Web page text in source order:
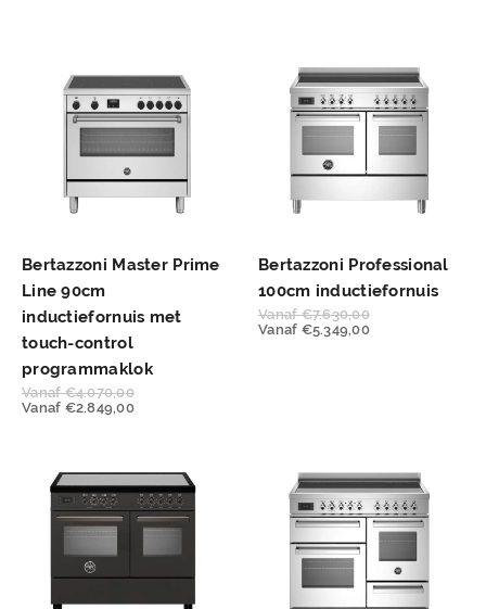
Bertazzoni Master Prime
Line 90cm
inductiefornuis met
touch-control
programmaklok
Vanaf€4.070,00
Vanaf €2.849,00
Bertazzoni Professional
100cm inductiefornuis
Vanaf€7.630,00
Vanaf €5.349,00